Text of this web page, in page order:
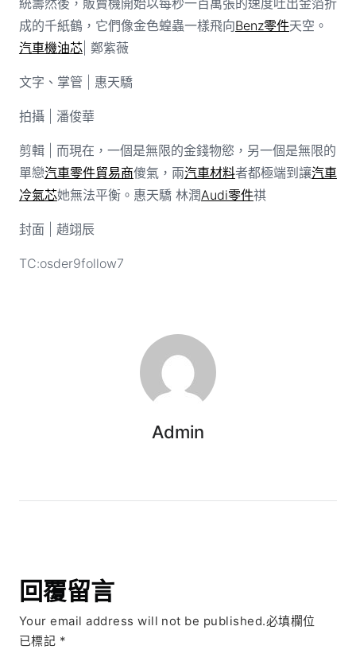
成的千紙鶴，它們像金色蝗蟲一樣飛向Benz零件天空。
汽車機油芯| 鄭紫薇
文字、掌管 | 惠天驕
拍攝 | 潘俊華
剪輯 | 而現在，一個是無限的金錢物慾，另一個是無限的
單戀汽車零件貿易商傻氣，兩汽車材料者都極端到讓汽車
冷氣芯她無法平衡。惠天驕 林潤Audi零件祺
封面 | 趙翊辰
TC:osder9follow7
Admin
回覆留言
Your email address will not be published.必填欄位
已標記 *